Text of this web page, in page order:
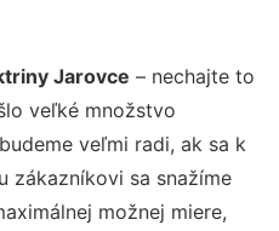
Jarovce – nechajte to
veľké množstvo
veľmi radi, ak sa k
zákazníkovi sa snažíme
možnej miere,